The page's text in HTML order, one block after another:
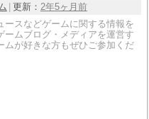
更新： 2年5ヶ月前
ースなどゲームに関する情報を
ームブログ・メディアを運営す
ムが好きな方もぜひご参加くだ